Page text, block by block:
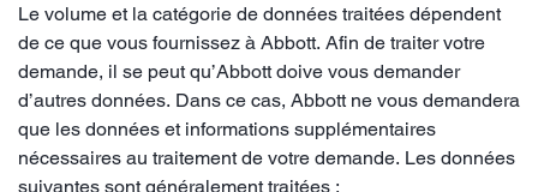
Le volume et la catégorie de données traitées dépendent
de ce que vous fournissez à Abbott. Afin de traiter votre
demande, il se peut qu’Abbott doive vous demander
d’autres données. Dans ce cas, Abbott ne vous demandera
que les données et informations supplémentaires
nécessaires au traitement de votre demande. Les données
suivantes sont généralement traitées :